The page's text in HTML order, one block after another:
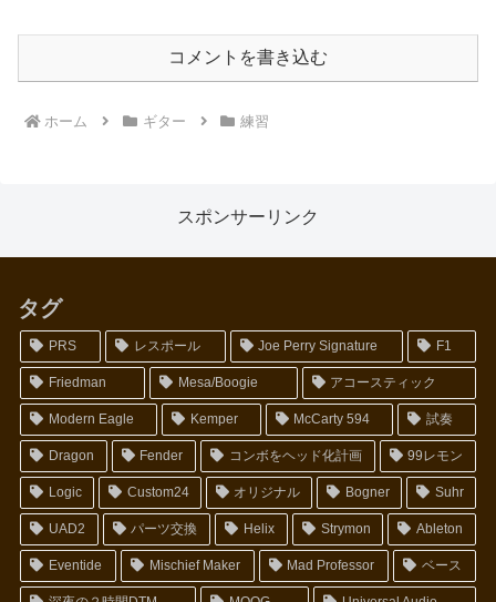
コメントを書き込む
ホーム ギター 練習
スポンサーリンク
タグ
PRS レスポール Joe Perry Signature F1
Friedman Mesa/Boogie アコースティック
Modern Eagle Kemper McCarty 594 試奏
Dragon Fender コンボをヘッド化計画 99レモン
Logic Custom24 オリジナル Bogner Suhr
UAD2 パーツ交換 Helix Strymon Ableton
Eventide Mischief Maker Mad Professor ベース